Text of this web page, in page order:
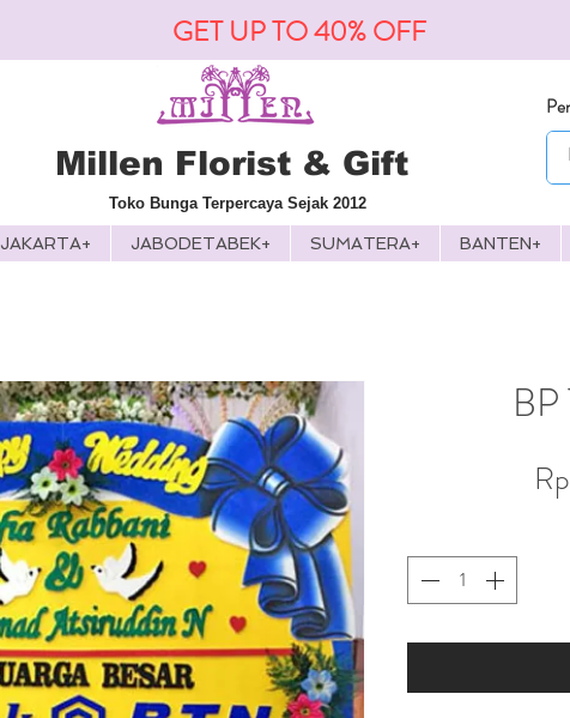
GET UP TO 40% OFF
Millen Florist & Gift
Toko Bunga Terpercaya Sejak 2012
JAKARTA+ JABODETABEK+ SUMATERA+ BANTEN+